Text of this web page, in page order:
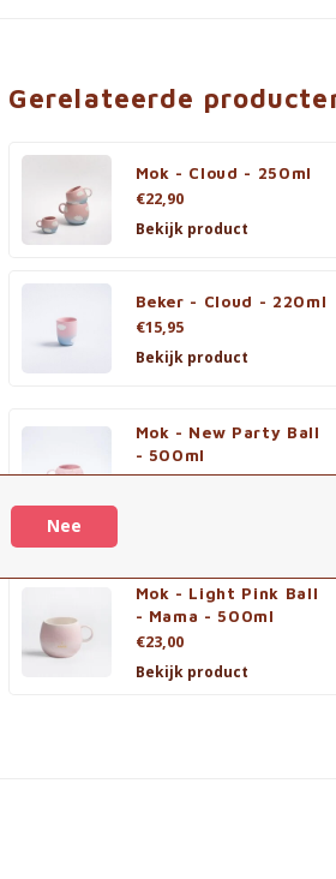
Gerelateerde
Mok - Cloud - 250ml
€22,90
Bekijk product
Beker - Cloud - 220ml
€15,95
Bekijk product
Mok - New Party Ball
- 500ml
€23,90
Mok - Light Pink Ball
- Mama - 500ml
€23,00
Bekijk product
Nee